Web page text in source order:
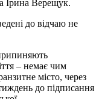
Ірина Верещук.
до відчаю не
– немає чим
місто, через
до підписання